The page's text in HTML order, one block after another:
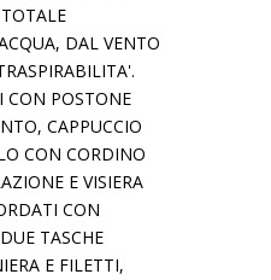
DAL VENTO
CON POSTONE
CAPPUCCIO
CON CORDINO
E VISIERA
CON
TASCHE
E FILETTI,